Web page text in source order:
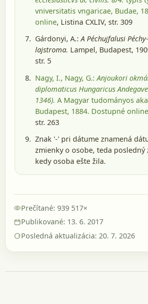
vniversitatis vngaricae, Budae,
online, Listina CXLIV, str. 309
Gárdonyi, A.:A Péchujfalusi
lajstroma. Lampel, Budapest,
str. 5
Nagy, I., Nagy, G.:Anjoukori
diplomaticus Hungaricus
1346). A Magyar tudományos
Budapest, 1884. Dostupné online
str. 263
Znak '-' pri dátume znamená
zmienky o osobe, teda posledný
kedy osoba ešte žila.
Prečítané: 939 517×
Publikované: 13. 6. 2017
Posledná aktualizácia: 20. 7. 2026